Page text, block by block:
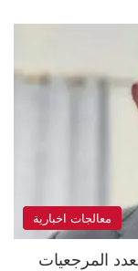
معالجات اخبارية
المرجعيات